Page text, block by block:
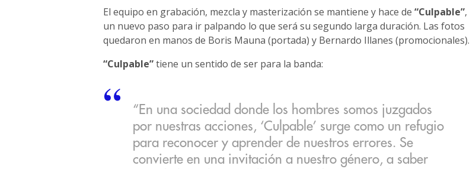
El equipo en grabación, mezcla y masterización se mantiene y hace de “Culpable”,
un nuevo paso para ir palpando lo que será su segundo larga duración. Las fotos
quedaron en manos de Boris Mauna (portada) y Bernardo Illanes (promocionales).
“Culpable”tiene un sentido de ser para la banda:
“En una sociedad donde los hombres somos juzgados
por nuestras acciones, ‘Culpable’ surge como un refugio
para reconocer y aprender de nuestros errores. Se
convierte en una invitación a nuestro género, a saber